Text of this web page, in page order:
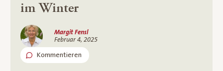
im Winter
Margit Fensl
Februar 4, 2025
Kommentieren